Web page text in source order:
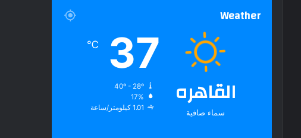
Weather
القاهره
سماء صافية
37
℃
17%
1.01 كيلومتر/ساعة